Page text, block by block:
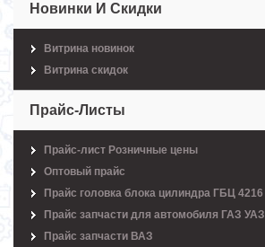
Новинки И Скидки
Витрина новинок
Витрина скидок
Прайс-Листы
Прайс-лист Розничные цены
Оптовый прайс
Прайс головка блока цилиндра ГБЦ 4216
Прайс запчасти для автомобиля ГАЗ УАЗ
Прайс запчасти ВАЗ